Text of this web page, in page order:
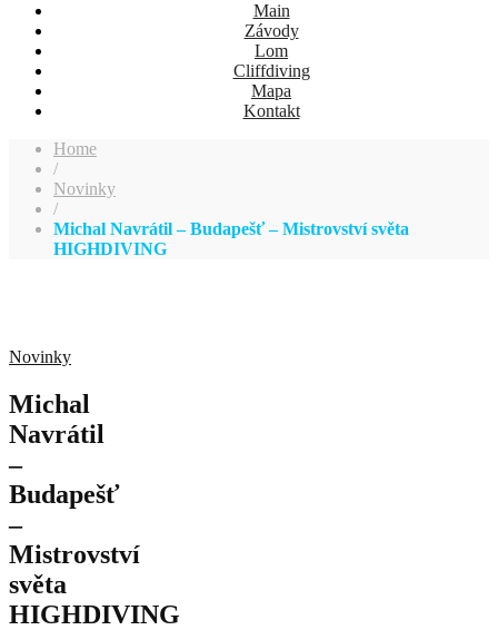
Main
Závody
Lom
Cliffdiving
Mapa
Kontakt
Home
/
Novinky
/
Michal Navrátil – Budapešť – Mistrovství světa
HIGHDIVING
Novinky
Michal
Navrátil
–
Budapešť
–
Mistrovství
světa
HIGHDIVING